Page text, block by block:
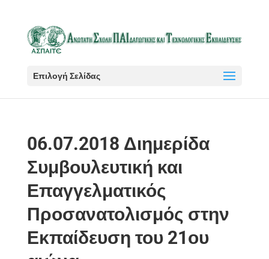
Επιλογή Σελίδας
06.07.2018 Διημερίδα
Συμβουλευτική και
Επαγγελματικός
Προσανατολισμός στην
Εκπαίδευση του 21ου